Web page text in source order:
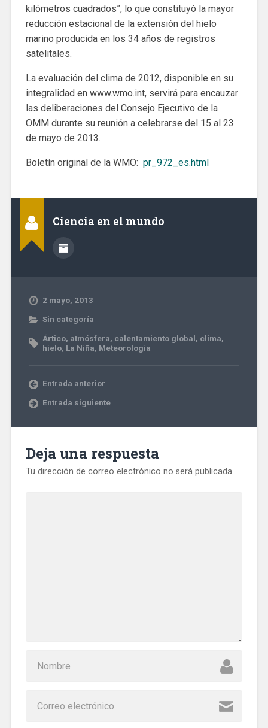
kilómetros cuadrados”, lo que constituyó la mayor
reducción estacional de la extensión del hielo
marino producida en los 34 años de registros
satelitales.
La evaluación del clima de 2012, disponible en su
integralidad en www.wmo.int, servirá para encauzar
las deliberaciones del Consejo Ejecutivo de la
OMM durante su reunión a celebrarse del 15 al 23
de mayo de 2013.
Boletín original de la WMO: pr_972_es.html
Ciencia en el mundo
2 mayo, 2013
Sin categoría
Ártico, atmósfera, calentamiento global, clima,
hielo, La Niña, Meteorología
Entrada anterior
Entrada siguiente
Deja una respuesta
Tu dirección de correo electrónico no será publicada.